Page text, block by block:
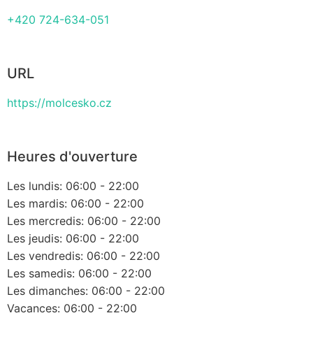
+420 724-634-051
URL
https://molcesko.cz
Heures d'ouverture
Les lundis: 06:00 - 22:00
Les mardis: 06:00 - 22:00
Les mercredis: 06:00 - 22:00
Les jeudis: 06:00 - 22:00
Les vendredis: 06:00 - 22:00
Les samedis: 06:00 - 22:00
Les dimanches: 06:00 - 22:00
Vacances: 06:00 - 22:00